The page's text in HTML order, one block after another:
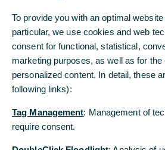
sind Garanten für unsere
Warum dieses Studienthema der
To provide you with an optimal
particular, we use cookies and web
consent for functional, statistical,
marketing purposes, as well as for the
personalized content. In detail, these
following links):
Tag Management: Management of
require consent.
To provide you with an optimal
particular, we use cookies and web
consent for functional, statistical,
marketing purposes, as well as for the
personalized content. In detail, these
following links):
Tag Management: Management of
require consent.